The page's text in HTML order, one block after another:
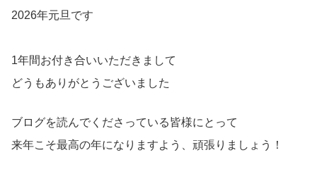
2026年元旦です
1年間お付き合いいただきまして
どうもありがとうございました
ブログを読んでくださっている皆様にとって
来年こそ最高の年になりますよう、頑張りましょう！